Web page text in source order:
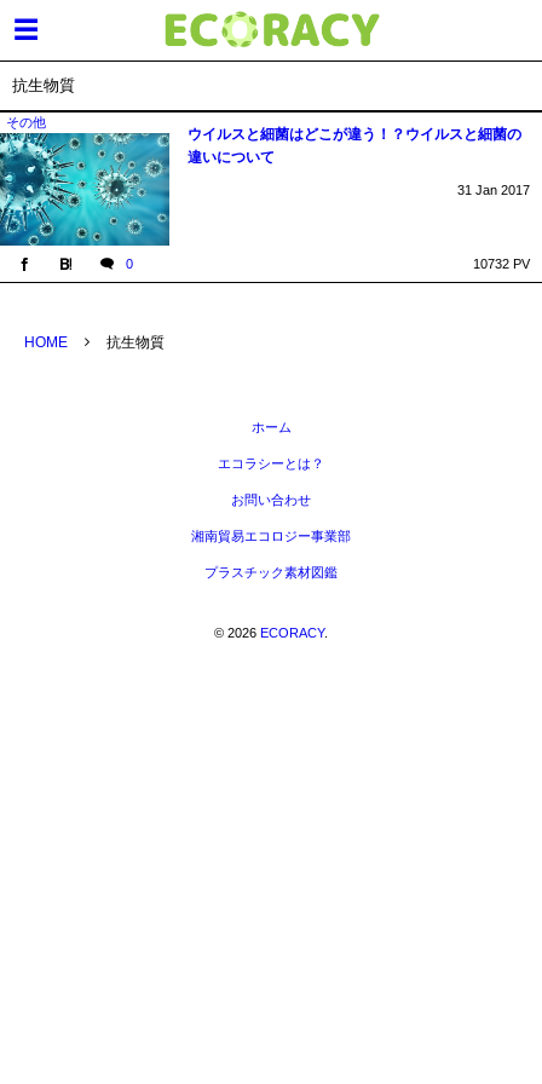
抗生物質
その他
ウイルスと細菌はどこが違う！？ウイルスと細菌の
違いについて
31 Jan 2017
0 10732 PV
HOME 抗生物質
ホーム
エコラシーとは？
お問い合わせ
湘南貿易エコロジー事業部
プラスチック素材図鑑
© 2026 ECORACY.